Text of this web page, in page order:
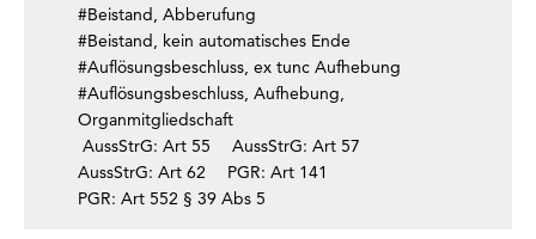
#Beistand, Abberufung
#Beistand, kein automatisches Ende
#Auflösungsbeschluss, ex tunc Aufhebung
#Auflösungsbeschluss, Aufhebung,
Organmitgliedschaft
AussStrG: Art 55
AussStrG: Art 57
AussStrG: Art 62
PGR: Art 141
PGR: Art 552 § 39 Abs 5